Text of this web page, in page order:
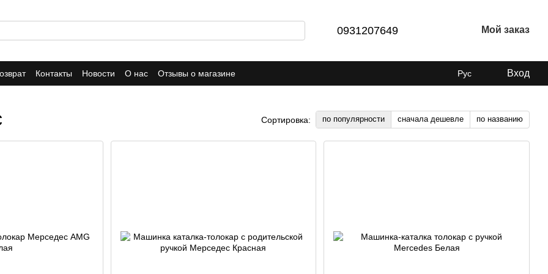
0931207649 Мой заказ
Контакты Новости О нас Отзывы о магазине Рус Вход
Сортировка: по популярности сначала дешевле по названию